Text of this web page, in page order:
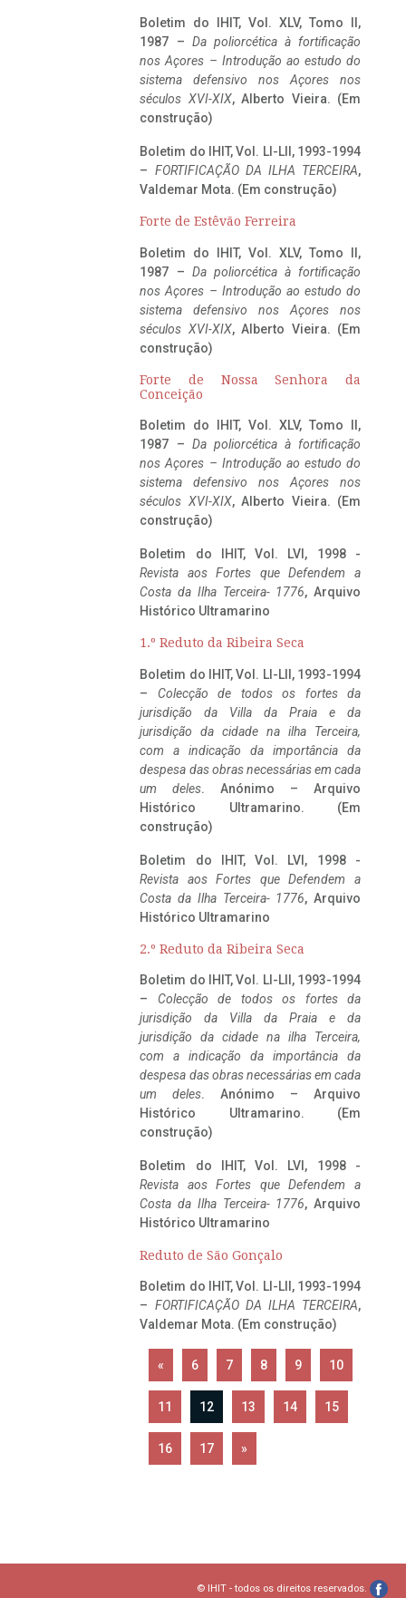
Boletim do IHIT, Vol. XLV, Tomo II,
1987 – Da poliorcética à fortificação
nos Açores – Introdução ao estudo do
sistema defensivo nos Açores nos
séculos XVI-XIX, Alberto Vieira. (Em
construção)
Boletim do IHIT, Vol. LI-LII, 1993-1994
– FORTIFICAÇÃO DA ILHA TERCEIRA,
Valdemar Mota. (Em construção)
Forte de Estêvão Ferreira
Boletim do IHIT, Vol. XLV, Tomo II,
1987 – Da poliorcética à fortificação
nos Açores – Introdução ao estudo do
sistema defensivo nos Açores nos
séculos XVI-XIX, Alberto Vieira. (Em
construção)
Forte de Nossa Senhora da
Conceição
Boletim do IHIT, Vol. XLV, Tomo II,
1987 – Da poliorcética à fortificação
nos Açores – Introdução ao estudo do
sistema defensivo nos Açores nos
séculos XVI-XIX, Alberto Vieira. (Em
construção)
Boletim do IHIT, Vol. LVI, 1998 -
Revista aos Fortes que Defendem a
Costa da Ilha Terceira- 1776, Arquivo
Histórico Ultramarino
1.º Reduto da Ribeira Seca
Boletim do IHIT, Vol. LI-LII, 1993-1994
– Colecção de todos os fortes da
jurisdição da Villa da Praia e da
jurisdição da cidade na ilha Terceira,
com a indicação da importância da
despesa das obras necessárias em cada
um deles. Anónimo – Arquivo
Histórico Ultramarino. (Em
construção)
Boletim do IHIT, Vol. LVI, 1998 -
Revista aos Fortes que Defendem a
Costa da Ilha Terceira- 1776, Arquivo
Histórico Ultramarino
2.º Reduto da Ribeira Seca
Boletim do IHIT, Vol. LI-LII, 1993-1994
– Colecção de todos os fortes da
jurisdição da Villa da Praia e da
jurisdição da cidade na ilha Terceira,
com a indicação da importância da
despesa das obras necessárias em cada
um deles. Anónimo – Arquivo
Histórico Ultramarino. (Em
construção)
Boletim do IHIT, Vol. LVI, 1998 -
Revista aos Fortes que Defendem a
Costa da Ilha Terceira- 1776, Arquivo
Histórico Ultramarino
Reduto de São Gonçalo
Boletim do IHIT, Vol. LI-LII, 1993-1994
– FORTIFICAÇÃO DA ILHA TERCEIRA,
Valdemar Mota. (Em construção)
« 6 7 8 9 10
11 12 13 14 15
16 17 »
© IHIT - todos os direitos reservados.